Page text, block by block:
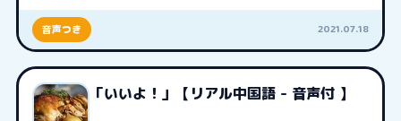
音声つき 2021.07.18
「いいよ！」【リアル中国語 - 音声付 】